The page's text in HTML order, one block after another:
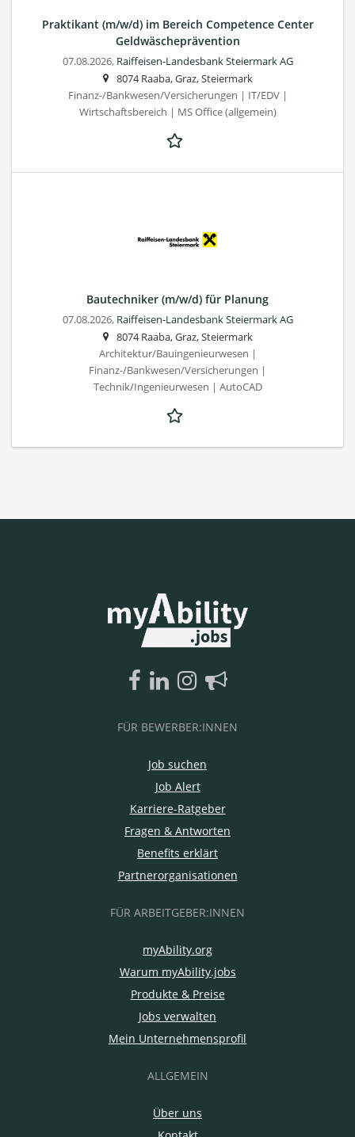
Praktikant (m/w/d) im Bereich Competence Center
Geldwäscheprävention
07.08.2026, Raiffeisen-Landesbank Steiermark AG
8074 Raaba, Graz, Steiermark
Finanz-/Bankwesen/Versicherungen | IT/EDV |
Wirtschaftsbereich | MS Office (allgemein)
Bautechniker (m/w/d) für Planung
07.08.2026, Raiffeisen-Landesbank Steiermark AG
8074 Raaba, Graz, Steiermark
Architektur/Bauingenieurwesen |
Finanz-/Bankwesen/Versicherungen |
Technik/Ingenieurwesen | AutoCAD
FÜR BEWERBER:INNEN
Job suchen
Job Alert
Karriere-Ratgeber
Fragen & Antworten
Benefits erklärt
Partnerorganisationen
FÜR ARBEITGEBER:INNEN
myAbility.org
Warum myAbility.jobs
Produkte & Preise
Jobs verwalten
Mein Unternehmensprofil
ALLGEMEIN
Über uns